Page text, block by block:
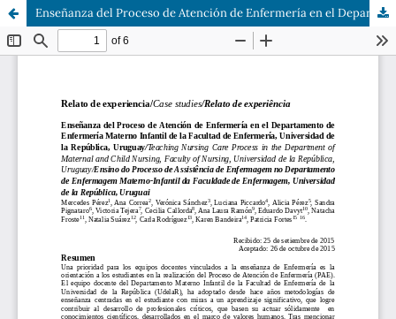
Enseñanza del Proceso de Atención de Enfermería en el Departamento de Enfermería Materno Infantil de la Facultad de Enfermería, Universidad de la República, Uruguay